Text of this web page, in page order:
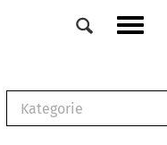
Kategorie